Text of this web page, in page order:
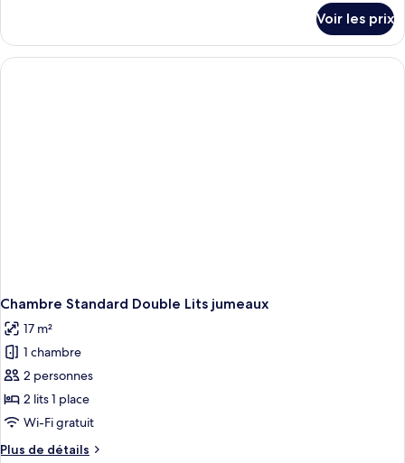
le
type
de
Voir les prix
Chambre Standard Double Lits jumeaux
17 m²
1 chambre
2 personnes
2 lits 1 place
Wi-Fi gratuit
Plus de détails
Plus